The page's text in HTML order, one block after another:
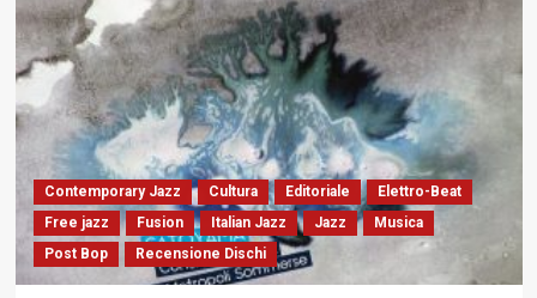
Contemporary Jazz Cultura Editoriale
Elettro-Beat
Free jazz
Fusion Italian Jazz Jazz
Musica
Post Bop
Recensione Dischi